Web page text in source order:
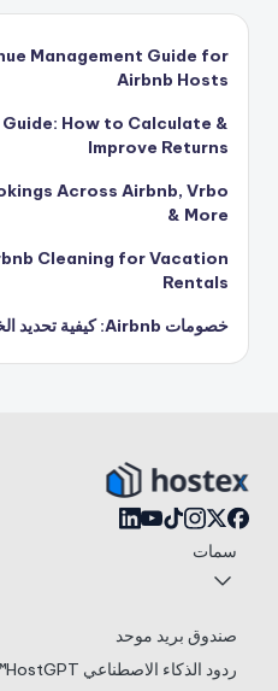
Management Guide for
Airbnb Hosts
How to Calculate &
Improve Returns
Across Airbnb, Vrbo
& More
Cleaning for Vacation
Rentals
خصومات Airbnb: كيفية تحديد الخصومات المثالية
سمات
صندوق بريد موحد
ردود الذكاء الاصطناعي HostGPT™